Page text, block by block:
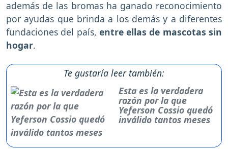
además de las bromas ha ganado reconocimiento
por ayudas que brinda a los demás y a diferentes
fundaciones del país, entre ellas de mascotas sin
hogar.
Te gustaría leer también:
Esta es la verdadera
razón por la que
Yeferson Cossio quedó
inválido tantos meses